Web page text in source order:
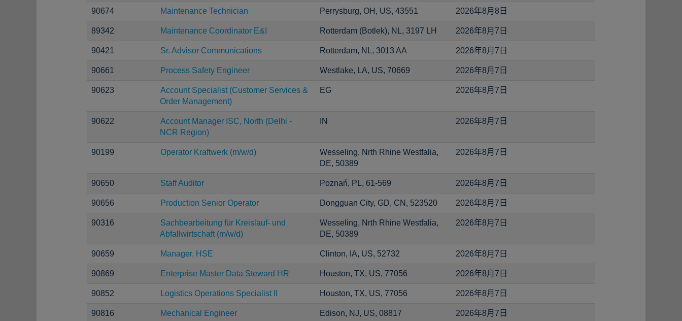
90674 Maintenance Technician Perrysburg, OH, US, 43551 2026年8月8日
89342 Maintenance Coordinator E&I Rotterdam (Botlek), NL, 3197 LH 2026年8月7日
90421 Sr. Advisor Communications Rotterdam, NL, 3013 AA 2026年8月7日
90661 Process Safety Engineer Westlake, LA, US, 70669 2026年8月7日
90623
Account Specialist (Customer Services &
Order Management)
EG 2026年8月7日
90622
Account Manager ISC, North (Delhi -
NCR Region)
IN 2026年8月7日
90199 Operator Kraftwerk (m/w/d)
Wesseling, Nrth Rhine Westfalia,
DE, 50389
2026年8月7日
90650 Staff Auditor Poznań, PL, 61-569 2026年8月7日
90656 Production Senior Operator Dongguan City, GD, CN, 523520 2026年8月7日
90316
Sachbearbeitung für Kreislauf- und
Abfallwirtschaft (m/w/d)
Wesseling, Nrth Rhine Westfalia,
DE, 50389
2026年8月7日
90659 Manager, HSE Clinton, IA, US, 52732 2026年8月7日
90869 Enterprise Master Data Steward HR Houston, TX, US, 77056 2026年8月7日
90852 Logistics Operations Specialist II Houston, TX, US, 77056 2026年8月7日
90816 Mechanical Engineer Edison, NJ, US, 08817 2026年8月7日